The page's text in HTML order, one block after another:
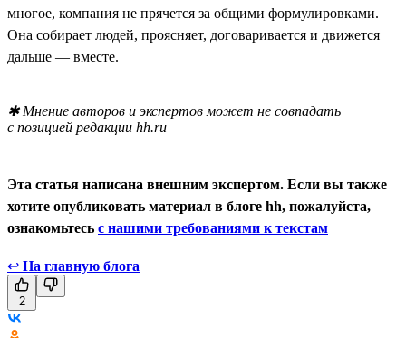
многое, компания не прячется за общими формулировками.
Она собирает людей, проясняет, договаривается и движется
дальше — вместе.
✱ Мнение авторов и экспертов может не совпадать
с позицией редакции hh.ru
Эта статья написана внешним экспертом. Если вы также
хотите опубликовать материал в блоге hh, пожалуйста,
ознакомьтесь с нашими требованиями к текстам
↩ На главную блога
2